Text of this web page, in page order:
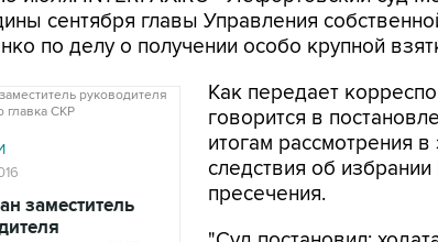
сентября главы Управления
по делу о получении особо крупной
заместитель
Как передает
говорится в
итогам рассмотрения
следствия об
пресечения.